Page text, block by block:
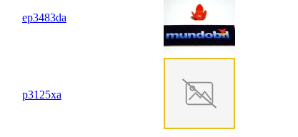
ep3483da
p3125xa